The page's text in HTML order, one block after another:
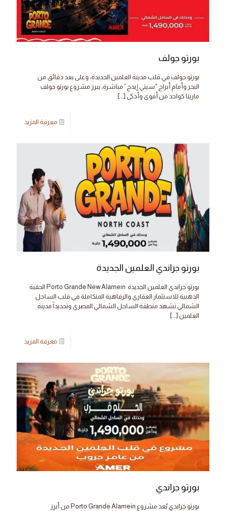
بورتو جولف
بورتو جولف في قلب مدينة العلمين الجديدة، وعلى بعد دقائق من
البحر وأمام أبراج “سيتي إيدج” مباشرة، يبرز مشروع بورتو جولف
مارينا كواحد من أقوى وأذكى […]
معرفة المزيد
بورتو جراندي العلمين الجديدة
بورتو جراندي العلمين الجديدة Porto Grande New Alamein الحقبة
الذهبية للاستثمار العقاري والرفاهية المتكاملة في قلب الساحل
الشمالي تشهد منطقة الساحل الشمالي المصري وتحديداً مدينة
العلمين […]
معرفة المزيد
بورتو جراندي
بورتو جراندي يُعد مشروع Porto Grande Alamein من أبرز